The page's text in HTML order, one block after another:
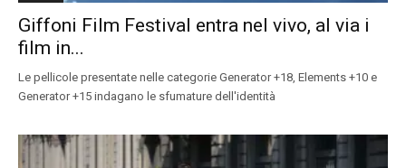
Giffoni Film Festival entra nel vivo, al via i
film in...
Le pellicole presentate nelle categorie Generator +18, Elements +10 e
Generator +15 indagano le sfumature dell'identità